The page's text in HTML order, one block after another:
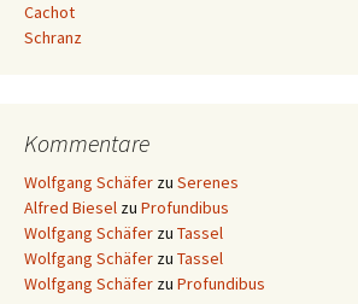
Cachot
Schranz
Kommentare
Wolfgang Schäfer zu Serenes
Alfred Biesel zu Profundibus
Wolfgang Schäfer zu Tassel
Wolfgang Schäfer zu Tassel
Wolfgang Schäfer zu Profundibus